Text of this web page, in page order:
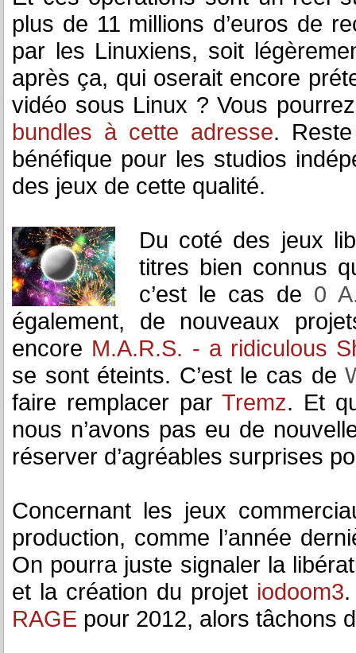
plus de 11 millions d’euros de
par les Linuxiens, soit
après ça, qui oserait encore
vidéo sous Linux ? Vous
bundles à cette adresse.
bénéfique pour les studios
des jeux de cette qualité.
Du coté des jeux
titres bien connus
c’est le cas de 0
également, de nouveaux
encore M.A.R.S. - a ridiculous
se sont éteints. C’est le cas de
faire remplacer parTremz. Et
nous n’avons pas eu de
réserver d’agréables surprises
Concernant les jeux
production, comme l’année
On pourra juste signaler la
et la création du projet iodoom3
RAGE pour 2012, alors tâchons